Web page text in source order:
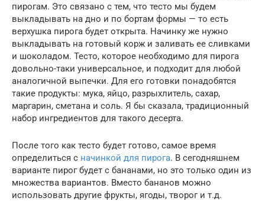
пирогам. Это связано с тем, что тесто мы будем
выкладывать на дно и по бортам формы — то есть
верхушка пирога будет открыта. Начинку же нужно
выкладывать на готовый корж и заливать ее сливками
и шоколадом. Тесто, которое необходимо для пирога
довольно-таки универсальное, и подходит для любой
аналогичной выпечки. Для его готовки понадобятся
такие продукты: мука, яйцо, разрыхлитель, сахар,
маргарин, сметана и соль. Я бы сказала, традиционный
набор ингредиентов для такого десерта.
После того как тесто будет готово, самое время
определиться с начинкой для пирога. В сегодняшнем
варианте пирог будет с бананами, но это только один из
множества вариантов. Вместо бананов можно
использовать другие фрукты, ягоды, творог и т.д.